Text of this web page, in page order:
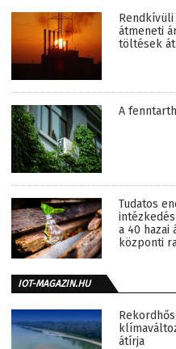
Rendkívüli
átmeneti
töltések
A
Tudatos
a 40 hazai
központi
IOT-MAGAZIN.HU
átírja